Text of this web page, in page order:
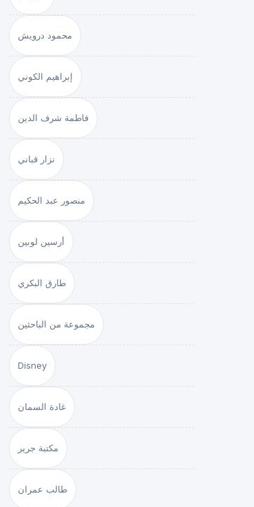
محمود درويش
إبراهيم الكوني
فاطمة شرف الدين
نزار قباني
منصور عبد الحكيم
أرسين لوبين
طارق البكري
مجموعة من الباحثين
Disney
غادة السمان
مكتبة جرير
طالب عمران